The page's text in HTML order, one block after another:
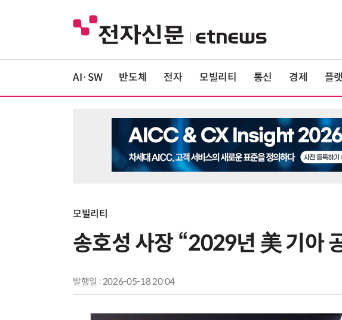
AI·SW 반도체 전자 모빌리티 통신 경제 플
모빌리티
송호성 사장 “2029년 美 기아
발행일 : 2026-05-18 20:04